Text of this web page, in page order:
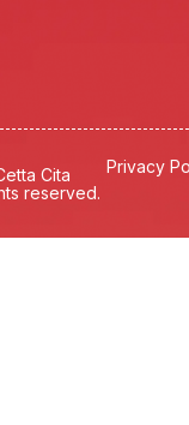
Cita
reserved.
Privacy